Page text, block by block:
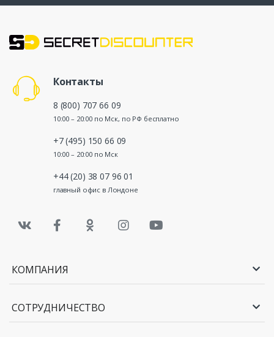
Контакты
8 (800) 707 66 09
10:00 – 20:00 по Мск, по РФ бесплатно
+7 (495) 150 66 09
10:00 – 20:00 по Мск
+44 (20) 38 07 96 01
главный офис в Лондоне
КОМПАНИЯ
СОТРУДНИЧЕСТВО